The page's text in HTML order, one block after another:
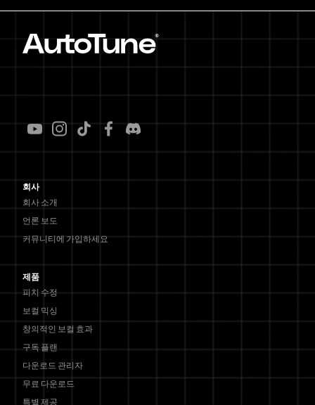
회사
회사 소개
언론 보도
커뮤니티에 가입하세요
제품
피치 수정
보컬 믹싱
창의적인 보컬 효과
구독 플랜
다운로드 관리자
무료 다운로드
특별 제공